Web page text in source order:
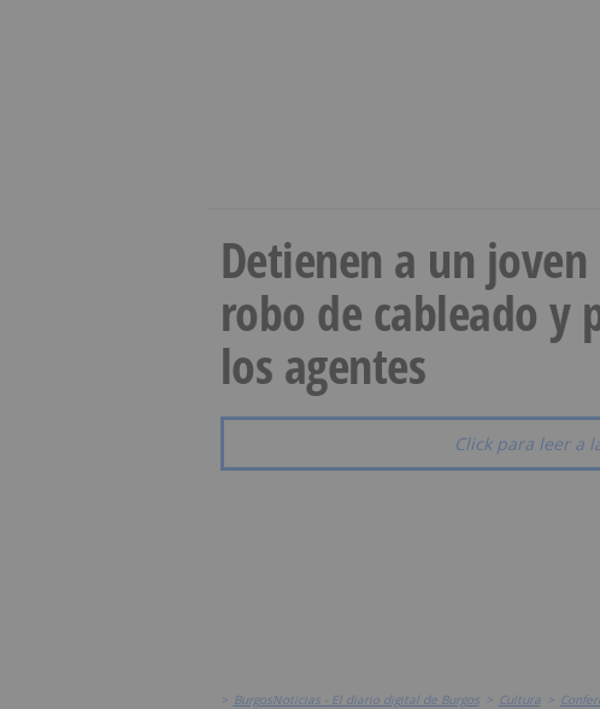
Detienen a un
robo de cableado y
los agentes
Click para leer a
> BurgosNoticias - El diario digital de Burgos > Cultura >